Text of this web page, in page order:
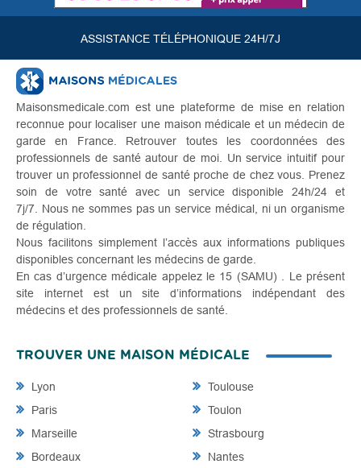
ASSISTANCE TÉLÉPHONIQUE 24H/7J
Maisonsmedicale.com est une plateforme de mise en relation
reconnue pour localiser une maison médicale et un médecin de
garde en France. Retrouver toutes les coordonnées des
professionnels de santé autour de moi. Un service intuitif pour
trouver un professionnel de santé proche de chez vous. Prenez
soin de votre santé avec un service disponible 24h/24 et
7j/7. Nous ne sommes pas un service médical, ni un organisme
de régulation.
Nous facilitons simplement l’accès aux informations publiques
disponibles concernant les médecins de garde.
En cas d’urgence médicale appelez le 15 (SAMU) . Le présent
site internet est un site d’informations indépendant des
médecins et des professionnels de santé.
TROUVER UNE MAISON MÉDICALE
Lyon
Paris
Marseille
Bordeaux
Toulouse
Toulon
Strasbourg
Nantes